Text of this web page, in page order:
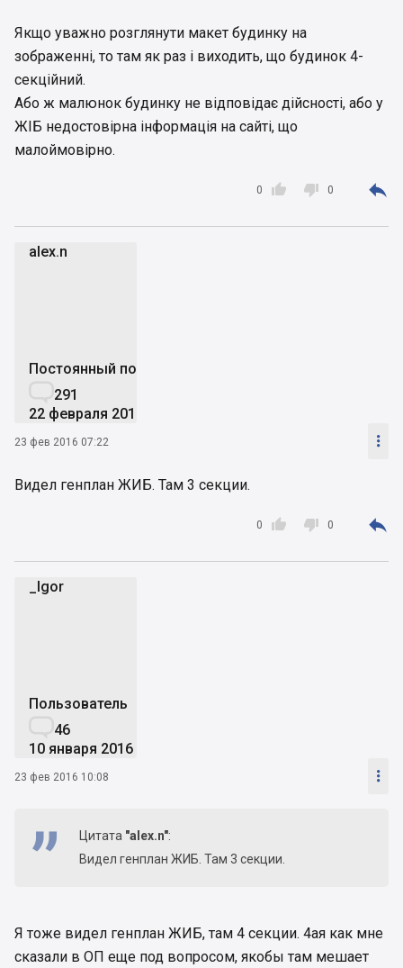
Якщо уважно розглянути макет будинку на
зображенні, то там як раз і виходить, що будинок 4-
секційний.
Або ж малюнок будинку не відповідає дійсності, або у
ЖІБ недостовірна інформація на сайті, що
малоймовірно.

0  0 
alex.n
Постоянный пользователь
291
22 февраля 2016
23 фев 2016 07:22 
Видел генплан ЖИБ. Там 3 секции.

0  0 
_Igor
Пользователь
46
10 января 2016
23 фев 2016 10:08 
Цитата "alex.n":
Видел генплан ЖИБ. Там 3 секции.
Я тоже видел генплан ЖИБ, там 4 секции. 4ая как мне
сказали в ОП еще под вопросом, якобы там мешает